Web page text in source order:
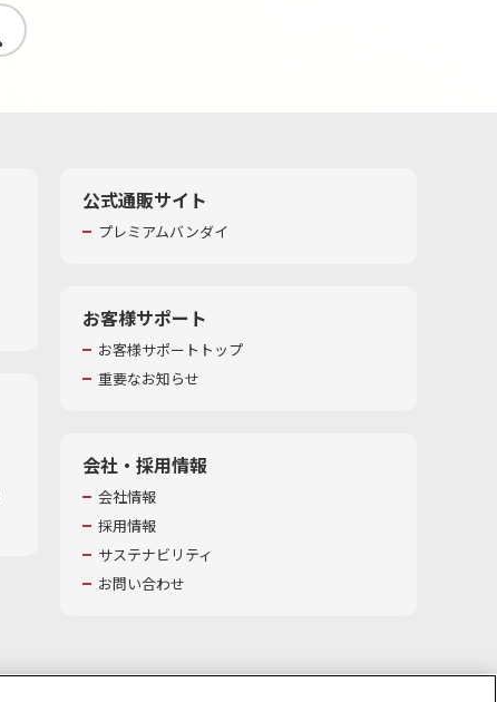
公式通販サイト
プレミアムバンダイ
お客様サポート
お客様サポートトップ
重要なお知らせ
会社・採用情報
会社情報
採用情報
サステナビリティ
お問い合わせ